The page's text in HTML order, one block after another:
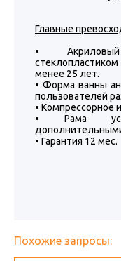
Главные
•
менее 25 лет.
• Форма ванны
пользователей
• Компрессорное
• Рама
• Гарантия 12 мес.
Похожие запросы: